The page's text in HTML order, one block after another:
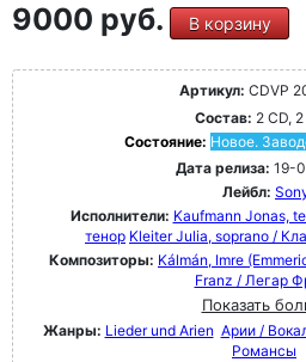
9000 руб. В корзину
Артикул: CDVP
Состав: 2 CD,
Состояние: Новое.
Дата релиза: 19-
Лейбл:
Исполнители: Kaufmann Jonas,
тенор Kleiter Julia, soprano /
Композиторы: Kálmán, Imre
Franz / Легар
Показать
Жанры: Lieder und Arien Арии /
Романсы